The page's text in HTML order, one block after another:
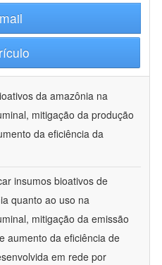
da amazônia na
mitigação da produção
da eficiência da
insumos bioativos de
quanto ao uso na
mitigação da emissão
aumento da eficiência de
em rede por